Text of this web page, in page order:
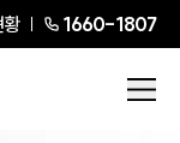
1660-1807